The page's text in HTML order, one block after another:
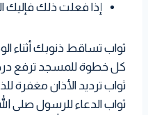
إذا فعلت ذلك فإليك
ثواب تساقط ذنوبك أثناء
كل خطوة للمسجد ترفع
ثواب ترديد الأذان مغفرة
ثواب الدعاء للرسول صلى